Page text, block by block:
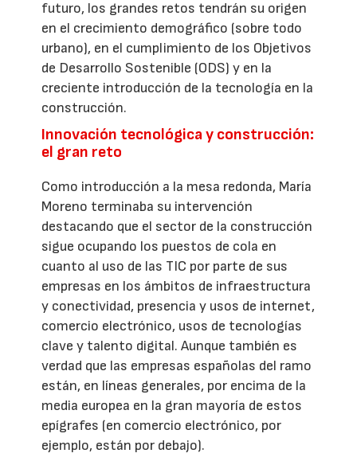
futuro, los grandes retos tendrán su origen
en el crecimiento demográfico (sobre todo
urbano), en el cumplimiento de los Objetivos
de Desarrollo Sostenible (ODS) y en la
creciente introducción de la tecnología en la
construcción.
Innovación tecnológica y construcción:
el gran reto
Como introducción a la mesa redonda, María
Moreno terminaba su intervención
destacando que el sector de la construcción
sigue ocupando los puestos de cola en
cuanto al uso de las TIC por parte de sus
empresas en los ámbitos de infraestructura
y conectividad, presencia y usos de internet,
comercio electrónico, usos de tecnologías
clave y talento digital. Aunque también es
verdad que las empresas españolas del ramo
están, en líneas generales, por encima de la
media europea en la gran mayoría de estos
epígrafes (en comercio electrónico, por
ejemplo, están por debajo).